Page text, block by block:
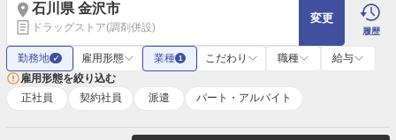
石川県 金沢市
ドラッグストア(調剤併設)
変更
履歴
勤務地 ✓ 雇用形態 業種 1 こだわり 職種
給与
雇用形態を絞り込む
正社員
契約社員 派遣 パート・アルバイト